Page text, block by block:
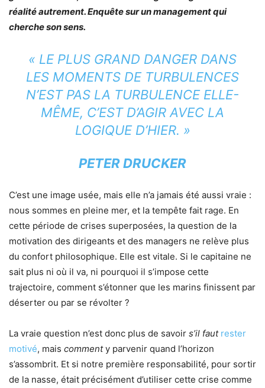
réalité autrement. Enquête sur un management qui
cherche son sens.
« LE PLUS GRAND DANGER DANS
LES MOMENTS DE TURBULENCES
N’EST PAS LA TURBULENCE ELLE-
MÊME, C’EST D’AGIR AVEC LA
LOGIQUE D’HIER. »
PETER DRUCKER
C’est une image usée, mais elle n’a jamais été aussi vraie :
nous sommes en pleine mer, et la tempête fait rage. En
cette période de crises superposées, la question de la
motivation des dirigeants et des managers ne relève plus
du confort philosophique. Elle est vitale. Si le capitaine ne
sait plus ni où il va, ni pourquoi il s’impose cette
trajectoire, comment s’étonner que les marins finissent par
déserter ou par se révolter ?
La vraie question n’est donc plus de savoir s’il faut rester
motivé, mais commenty parvenir quand l’horizon
s’assombrit. Et si notre première responsabilité, pour sortir
de la nasse, était précisément d’utiliser cette crise comme